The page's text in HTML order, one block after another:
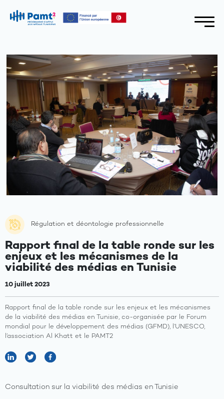
Régulation et déontologie professionnelle
Rapport final de la table ronde sur les
enjeux et les mécanismes de la
viabilité des médias en Tunisie
10 juillet 2023
Rapport final de la table ronde sur les enjeux et les mécanismes
de la viabilité des médias en Tunisie, co-organisée par le Forum
mondial pour le développement des médias (GFMD), l’UNESCO,
l’association Al Khatt et le PAMT2
Consultation sur la viabilité des médias en Tunisie